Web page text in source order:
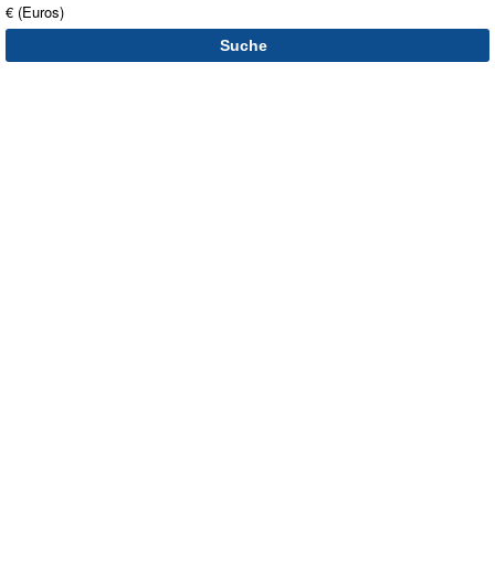
€ (Euros)
Suche